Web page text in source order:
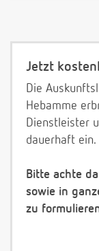
Jetzt
Die
Hebamme
Dienstleister
dauerhaft ein.
Bitte achte
sowie in
zu